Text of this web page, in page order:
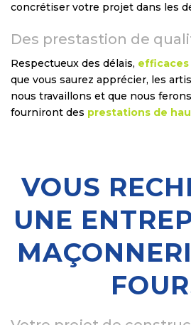
concrétiser votre projet dans les
Des prestastion de
Respectueux des délais, efficaces
que vous saurez apprécier, les
nous travaillons et que nous
fourniront des prestations de
VOUS
UNE